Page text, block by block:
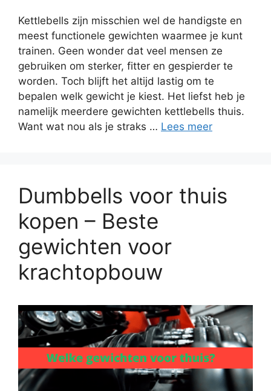
Kettlebells zijn misschien wel de handigste en
meest functionele gewichten waarmee je kunt
trainen. Geen wonder dat veel mensen ze
gebruiken om sterker, fitter en gespierder te
worden. Toch blijft het altijd lastig om te
bepalen welk gewicht je kiest. Het liefst heb je
namelijk meerdere gewichten kettlebells thuis.
Want wat nou als je straks … Lees meer
Dumbbells voor thuis
kopen – Beste
gewichten voor
krachtopbouw